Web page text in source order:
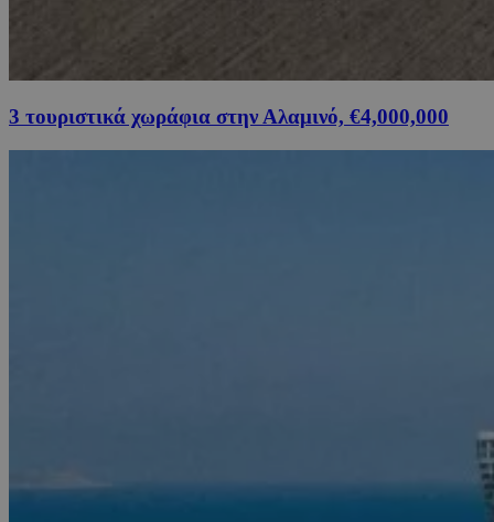
3 τουριστικά χωράφια στην Αλαμινό, €4,000,000